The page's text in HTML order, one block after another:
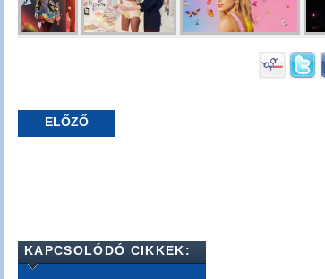
ELŐZŐ
KAPCSOLÓDÓ CIKKEK: